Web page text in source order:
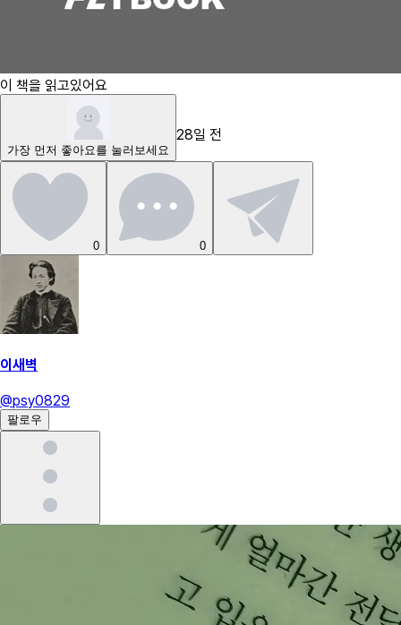
이 책을 읽고있어요
가장 먼저 좋아요 를 눌러보세요
28일 전
0 0
이새벽
@psy0829
팔로우